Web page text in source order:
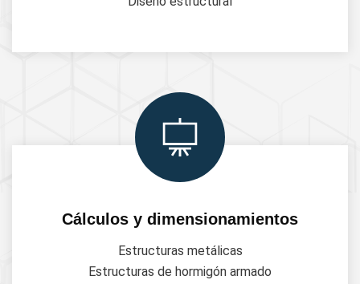
Cálculos y dimensionamientos
Estructuras metálicas
Estructuras de hormigón armado